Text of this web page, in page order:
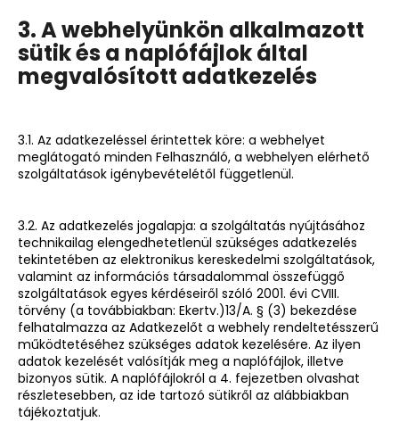
3. A webhelyünkön alkalmazott
sütik és a naplófájlok által
megvalósított adatkezelés
3.1. Az adatkezeléssel érintettek köre: a webhelyet
meglátogató minden Felhasználó, a webhelyen elérhető
szolgáltatások igénybevételétől függetlenül.
3.2. Az adatkezelés jogalapja: a szolgáltatás nyújtásához
technikailag elengedhetetlenül szükséges adatkezelés
tekintetében az elektronikus kereskedelmi szolgáltatások,
valamint az információs társadalommal összefüggő
szolgáltatások egyes kérdéseiről szóló 2001. évi CVIII.
törvény (a továbbiakban: Ekertv.)13/A. § (3) bekezdése
felhatalmazza az Adatkezelőt a webhely rendeltetésszerű
működtetéséhez szükséges adatok kezelésére. Az ilyen
adatok kezelését valósítják meg a naplófájlok, illetve
bizonyos sütik. A naplófájlokról a 4. fejezetben olvashat
részletesebben, az ide tartozó sütikről az alábbiakban
tájékoztatjuk.